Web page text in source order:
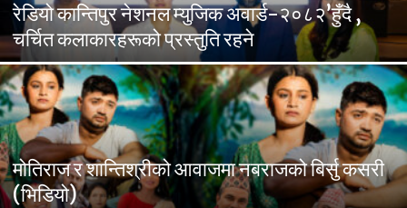
रेडियो कान्तिपुर नेशनल म्युजिक अवार्ड-२०८२’हुँदै ,
चर्चित कलाकारहरूको प्रस्तुति रहने
मोतिराज र शान्तिश्रीको आवाजमा नबराजको बिर्सु कसरी
(भिडियो)